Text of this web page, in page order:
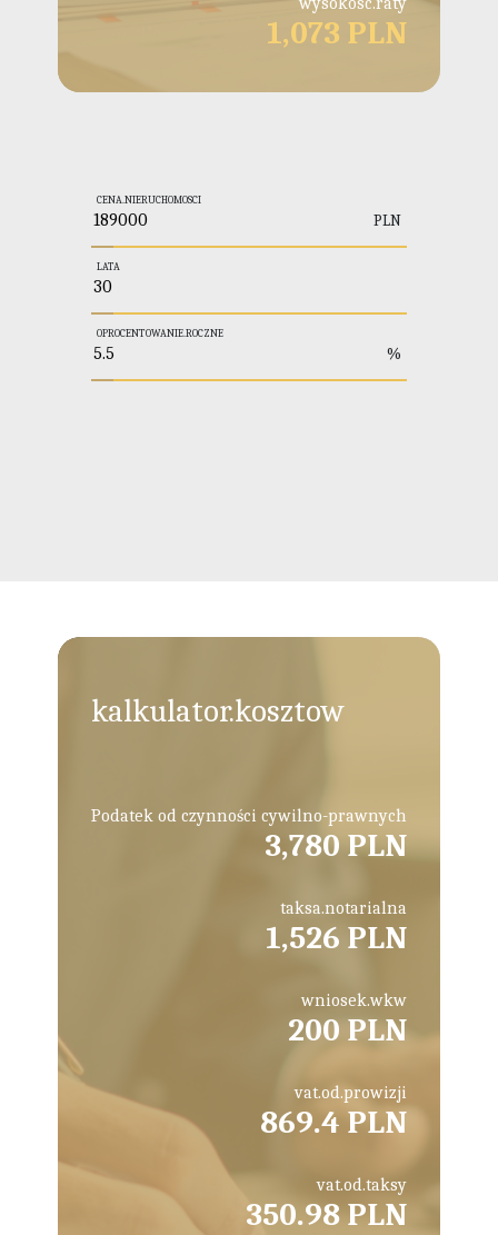
1,073 PLN
CENA.NIERUCHOMOSCI
PLN
LATA
OPROCENTOWANIE.ROCZNE
%
kalkulator.kosztow
Podatek od czynności cywilno-prawnych
3,780 PLN
taksa.notarialna
1,526 PLN
wniosek.wkw
200 PLN
vat.od.prowizji
869.4 PLN
vat.od.taksy
350.98 PLN